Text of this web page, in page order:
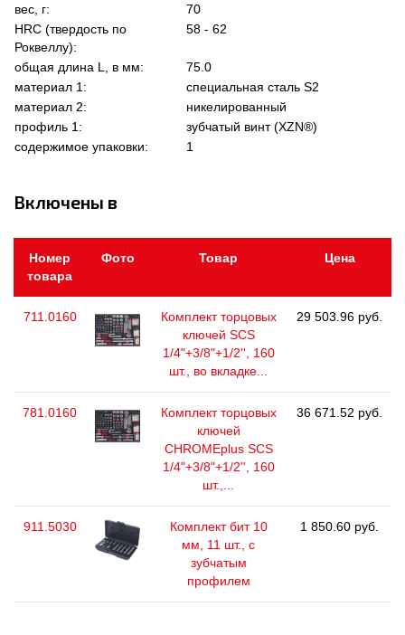
вес, г:
70
HRC (твердость по
Роквеллу):
58 - 62
общая длина L, в мм:
75.0
материал 1:
специальная сталь S2
материал 2:
никелированный
профиль 1:
зубчатый винт (XZN®)
содержимое упаковки:
1
Включены в
Номер
товара
Фото Товар Цена
711.0160
Комплект торцовых
ключей SCS
1/4"+3/8"+1/2'', 160
шт., во вкладке...
29 503.96 руб.
781.0160
Комплект торцовых
ключей
CHROMEplus SCS
1/4"+3/8"+1/2'', 160
шт.,...
36 671.52 руб.
911.5030
Комплект бит 10
мм, 11 шт., с
зубчатым
профилем
1 850.60 руб.